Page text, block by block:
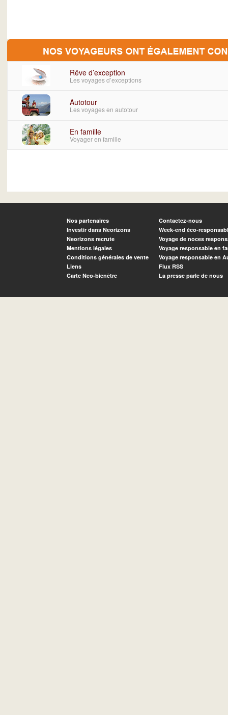
Rêve d’exception
Les voyages d’exceptions
Autotour
Les voyages en autotour
En famille
Voyager en famille
Nos partenaires
Investir dans Neorizons
Neorizons recrute
Mentions légales
Conditions générales de vente
Liens
Carte Neo-bienêtre
Contactez-nous
Week-end éco-
Voyage de noces
Voyage responsable en
Voyage responsable en
Flux RSS
La presse parle de nous